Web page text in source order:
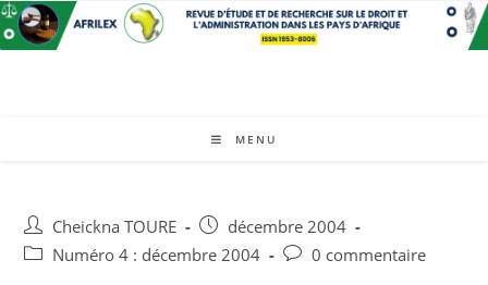
MENU
Cheickna TOURE
décembre 2004
Numéro 4 : décembre 2004
0 commentaire